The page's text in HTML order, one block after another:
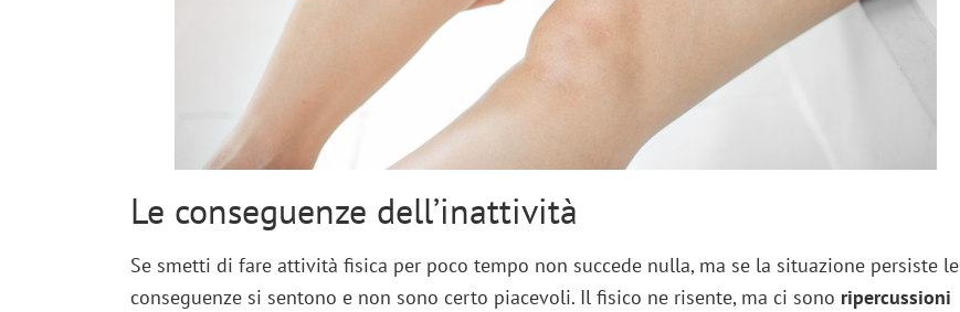
Le conseguenze dell’inattività
Se smetti di fare attività fisica per poco tempo non succede nulla, ma se la situazione persiste le
conseguenze si sentono e non sono certo piacevoli. Il fisico ne risente, ma ci sono ripercussioni